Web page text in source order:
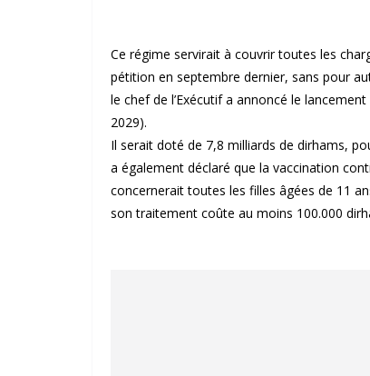
Ce régime servirait à couvrir toutes les
pétition en septembre dernier, sans pour
le chef de l’Exécutif a annoncé le
2029).
Il serait doté de 7,8 milliards de dirhams,
a également déclaré que la vaccination
concernerait toutes les filles âgées de 11
son traitement coûte au moins 100.000